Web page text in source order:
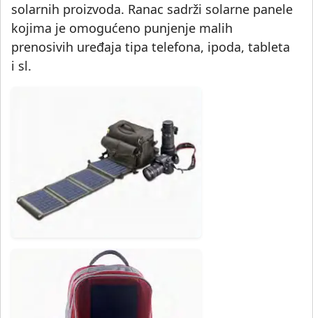
solarnih proizvoda. Ranac sadrži solarne panele
kojima je omogućeno punjenje malih
prenosivih uređaja tipa telefona, ipoda, tableta
i sl.